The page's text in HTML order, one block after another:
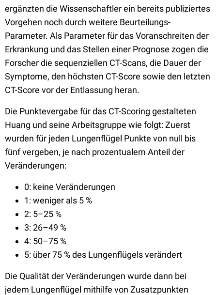
ergänzten die Wissenschaftler ein bereits publiziertes
Vorgehen noch durch weitere Beurteilungs-
Parameter. Als Parameter für das Voranschreiten der
Erkrankung und das Stellen einer Prognose zogen die
Forscher die sequenziellen CT-Scans, die Dauer der
Symptome, den höchsten CT-Score sowie den letzten
CT-Score vor der Entlassung heran.
Die Punktevergabe für das CT-Scoring gestalteten
Huang und seine Arbeitsgruppe wie folgt: Zuerst
wurden für jeden Lungenflügel Punkte von null bis
fünf vergeben, je nach prozentualem Anteil der
Veränderungen:
0: keine Veränderungen
1: weniger als 5 %
2: 5–25 %
3: 26–49 %
4: 50–75 %
5: über 75 % des Lungenflügels verändert
Die Qualität der Veränderungen wurde dann bei
jedem Lungenflügel mithilfe von Zusatzpunkten